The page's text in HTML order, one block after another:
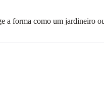
a forma como um jardineiro